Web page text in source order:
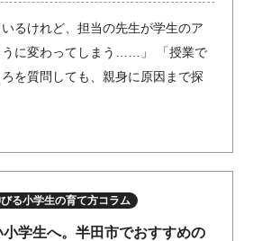
いるけれど、担当の先生が学生のア
うに変わってしまう……」 「授業で
を質問しても、親身に原因まで探
る小学生の育て方コラム
学生へ。半田市でおすすめの